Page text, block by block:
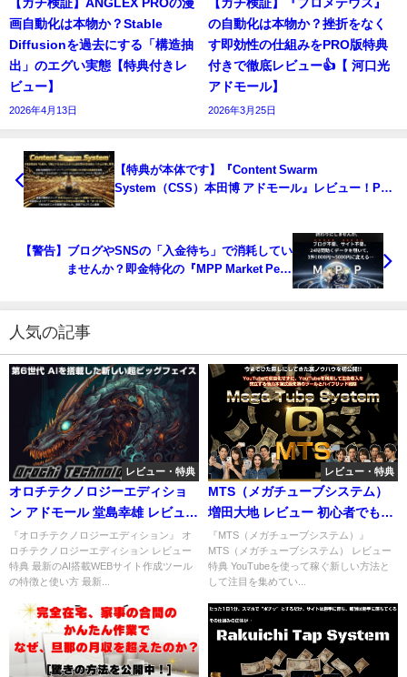
画自動化は本物か？Stable
Diffusionを過去にする「構造抽
出」のエグい実態【特典付きレ
ビュー】
2026年4月13日
の自動化は本物か？挫折をなく
す即効性の仕組みをPRO版特典
付きで徹底レビュー👍【 河口光
アドモール】
2026年3月25日
【特典が本体です】『Content Swarm
System（CSS）本田博 アドモール』レビュー！PC
【警告】ブログやSNSの「入金待ち」で消耗してい
ませんか？即金特化の『MPP Market Peek
人気の記事
レビュー・特典
オロチテクノロジーエディショ
ン アドモール 堂島幸雄 レビュー
特典
『オロチテクノロジーエディション』 オ
ロチテクノロジーエディション レビュー
特典 最新のAI搭載WEBサイト作成ツール
の特徴と使い方 最新...
レビュー・特典
MTS（メガチューブシステム）
増田大地 レビュー 初心者でも月
50万円を狙える脅威の特典付
き！
『MTS（メガチューブシステム）』
MTS（メガチューブシステム） レビュー
特典 YouTubeを使って稼ぐ新しい方法と
して注目を集めてい...